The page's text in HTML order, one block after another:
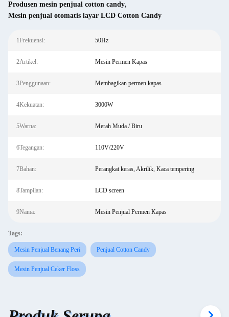
Produsen mesin penjual cotton candy,
Mesin penjual otomatis layar LCD Cotton Candy
1Frekuensi: 50Hz
2Artikel: Mesin Permen Kapas
3Penggunaan: Membagikan permen kapas
4Kekuatan: 3000W
5Warna: Merah Muda / Biru
6Tegangan: 110V/220V
7Bahan: Perangkat keras, Akrilik, Kaca tempering
8Tampilan: LCD screen
9Nama: Mesin Penjual Permen Kapas
Tags:
Mesin Penjual Benang Peri Penjual Cotton Candy
Mesin Penjual Ceker Floss